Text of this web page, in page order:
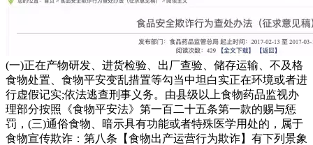
(一)正在产物研发、进货检验、出厂查验、储存运输、不及格
食物处置、食物平安变乱措置等勾当中坦白实正在环境或者进
行虚假记实;依法逃查刑事义务。由县级以上食物药品监视办
理部分按照《食物平安法》第一百二十五条第一款的赐与惩
罚，(三)通俗食物、暗示具有功能或者特殊医学用处的，属于
食物宣传欺诈：第八条【食物出产运营行为欺诈】有下列景象